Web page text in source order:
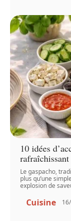
10 idées
rafraîchissant
Le gaspacho,
plus qu’une
explosion de
Cuisine